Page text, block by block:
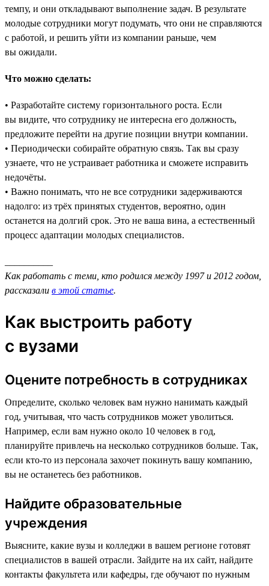
темпу, и они откладывают выполнение задач. В результате
молодые сотрудники могут подумать, что они не справляются
с работой, и решить уйти из компании раньше, чем
вы ожидали.
Что можно сделать:
• Разработайте систему горизонтального роста. Если
вы видите, что сотруднику не интересна его должность,
предложите перейти на другие позиции внутри компании.
• Периодически собирайте обратную связь. Так вы сразу
узнаете, что не устраивает работника и сможете исправить
недочёты.
• Важно понимать, что не все сотрудники задерживаются
надолго: из трёх принятых студентов, вероятно, один
останется на долгий срок. Это не ваша вина, а естественный
процесс адаптации молодых специалистов.
Как работать с теми, кто родился между 1997 и 2012 годом,
рассказали в этой статье.
Как выстроить работу
с вузами
Оцените потребность в сотрудниках
Определите, сколько человек вам нужно нанимать каждый
год, учитывая, что часть сотрудников может уволиться.
Например, если вам нужно около 10 человек в год,
планируйте привлечь на несколько сотрудников больше. Так,
если кто-то из персонала захочет покинуть вашу компанию,
вы не останетесь без работников.
Найдите образовательные
учреждения
Выясните, какие вузы и колледжи в вашем регионе готовят
специалистов в вашей отрасли. Зайдите на их сайт, найдите
контакты факультета или кафедры, где обучают по нужным